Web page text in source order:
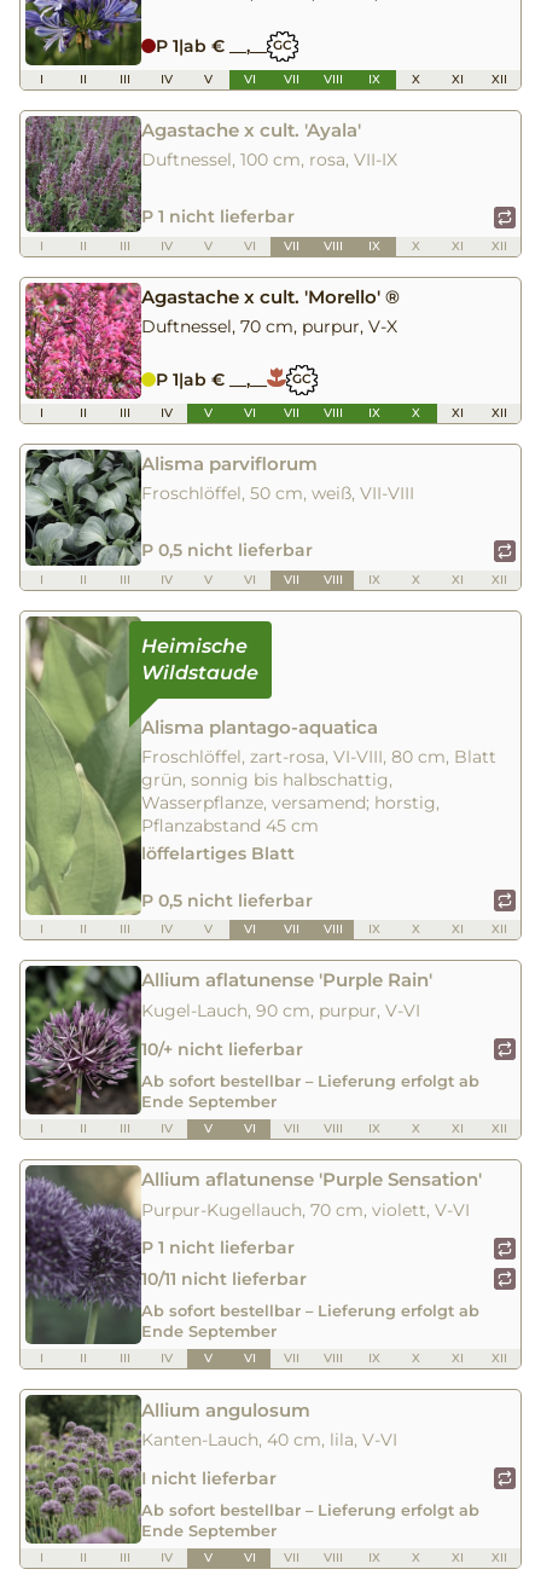
P 1|ab € __,__ GC
I II III IV V VI VII VIII IX X XI XII
Agastache x cult. 'Ayala'
Duftnessel, 100 cm, rosa, VII-IX
P 1 nicht lieferbar
I II III IV V VI VII VIII IX X XI XII
Agastache x cult. 'Morello' ®
Duftnessel, 70 cm, purpur, V-X
P 1|ab € __,__ GC
I II III IV V VI VII VIII IX X XI XII
Alisma parviflorum
Froschlöffel, 50 cm, weiß, VII-VIII
P 0,5 nicht lieferbar
I II III IV V VI VII VIII IX X XI XII
Alisma plantago-aquatica
Froschlöffel, zart-rosa, VI-VIII, 80 cm, Blatt
grün, sonnig bis halbschattig,
Wasserpflanze, versamend; horstig,
Pflanzabstand 45 cm
löffelartiges Blatt
P 0,5 nicht lieferbar
I II III IV V VI VII VIII IX X XI XII
Allium aflatunense 'Purple Rain'
Kugel-Lauch, 90 cm, purpur, V-VI
10/+ nicht lieferbar
Ab sofort bestellbar – Lieferung erfolgt ab
Ende September
I II III IV V VI VII VIII IX X XI XII
Allium aflatunense 'Purple Sensation'
Purpur-Kugellauch, 70 cm, violett, V-VI
P 1 nicht lieferbar
10/11 nicht lieferbar
Ab sofort bestellbar – Lieferung erfolgt ab
Ende September
I II III IV V VI VII VIII IX X XI XII
Allium angulosum
Kanten-Lauch, 40 cm, lila, V-VI
I nicht lieferbar
Ab sofort bestellbar – Lieferung erfolgt ab
Ende September
I II III IV V VI VII VIII IX X XI XII